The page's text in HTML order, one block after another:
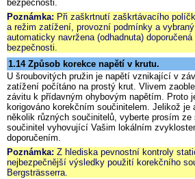
bezpečnosti.
Poznámka: Při zaškrtnutí zaškrtávacího
a režim zatížení, provozní podmínky a
automaticky navržena (odhadnuta)
bezpečnosti.
1.14 Způsob korekce napětí v krutu.
U šroubovitých pružin je napětí vznikající v
zatížení počítáno na prostý krut. Vlivem
závitu k přídavným ohybovým napětím. Proto
korigováno korekčním součinitelem. Jelikož je
několik různých součinitelů, vyberte prosím
součinitel vyhovující Vašim lokálním
doporučením.
Poznámka: Z hlediska pevnostní kontroly
nejbezpečnější výsledky použití korekčního
Bergsträsserra.